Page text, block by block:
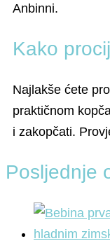
Anbinni.
Kako
Najlakše ćete
praktičnom
i zakopčati.
Posljednje